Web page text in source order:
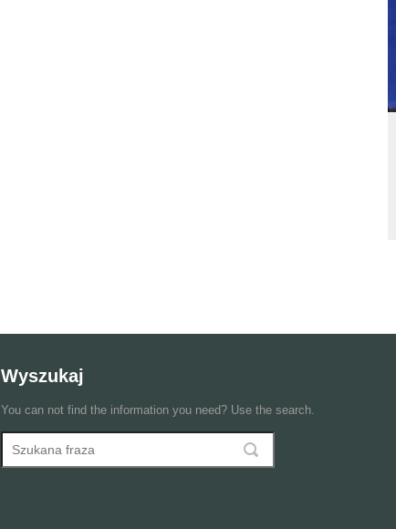
Wyszukaj
You can not find the information you need? Use the search.
Formularz wyszukiwania
Wyszukaj